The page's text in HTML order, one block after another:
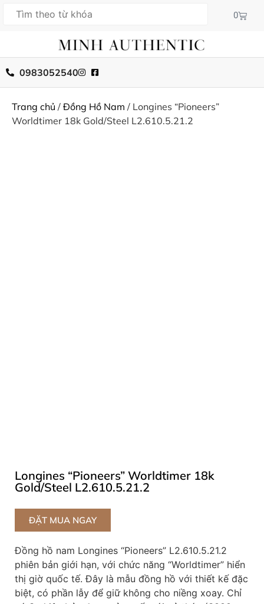
0
0983052540
Trang chủ / Đồng Hồ Nam / Longines “Pioneers”
Worldtimer 18k Gold/Steel L2.610.5.21.2
Longines “Pioneers” Worldtimer 18k
Gold/Steel L2.610.5.21.2
ĐẶT MUA NGAY
Đồng hồ nam Longines “Pioneers” L2.610.5.21.2
phiên bản giới hạn, với chức năng “Worldtimer” hiển
thị giờ quốc tế. Đây là mẫu đồng hồ với thiết kế đặc
biệt, có phần lẫy để giữ không cho niềng xoay. Chỉ